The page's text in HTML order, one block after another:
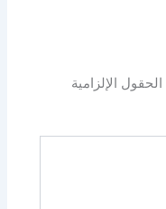
الحقول الإلزامية